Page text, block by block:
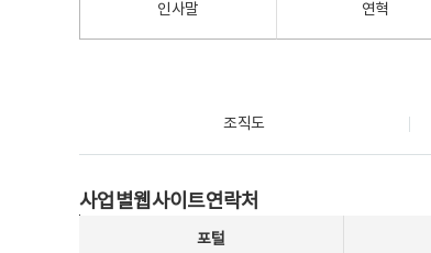
인사말 연혁
조직도
사업별웹사이트연락처
포털